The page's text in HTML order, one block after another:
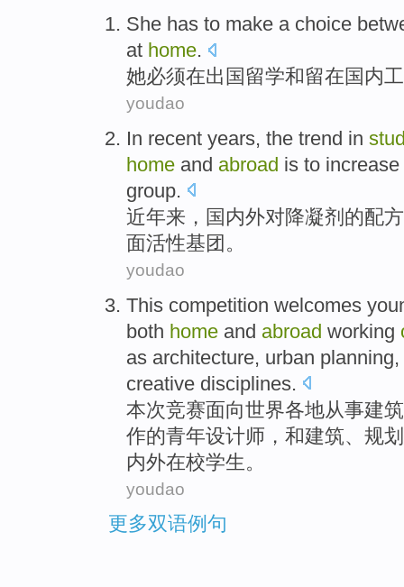
She has to make a choice
at home.
她必须在出国留学和留在国内
youdao
In recent years, the trend in
home and abroad is to increase
group.
近年来， 国内外对降凝剂的配方
面活性基团 。
youdao
This competition welcomes
both home and abroad working
as architecture, urban planning,
creative disciplines.
本次竞赛面向世界各地从事建筑
作的青年设计师 ， 和建筑、规
内外在校学生。
youdao
更多双语例句